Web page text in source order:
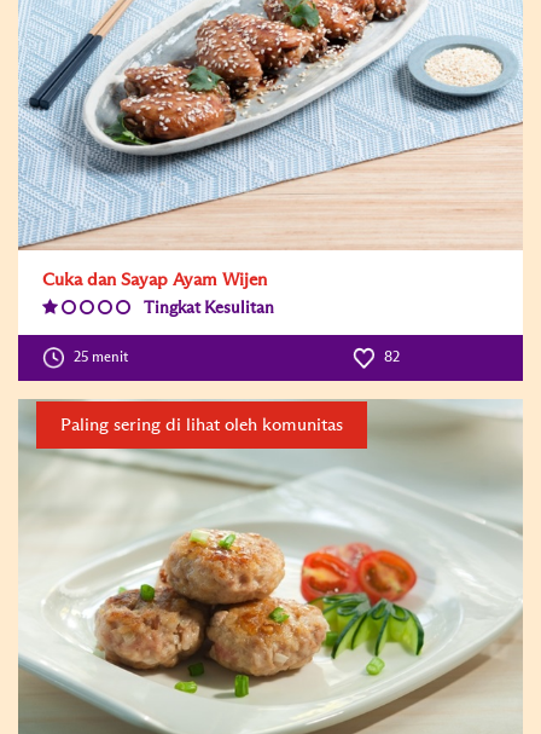
Cuka dan Sayap Ayam Wijen
Tingkat Kesulitan
Level:1
25 menit 82
Paling sering di lihat oleh komunitas